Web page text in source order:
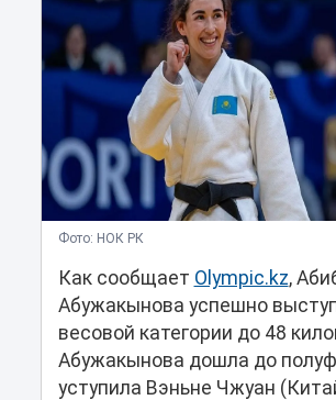
Фото: НОК РК
Как сообщает Olympic.kz,
Абужакынова успешно
весовой категории до 48
Абужакынова дошла до
уступила Вэньне Чжуан